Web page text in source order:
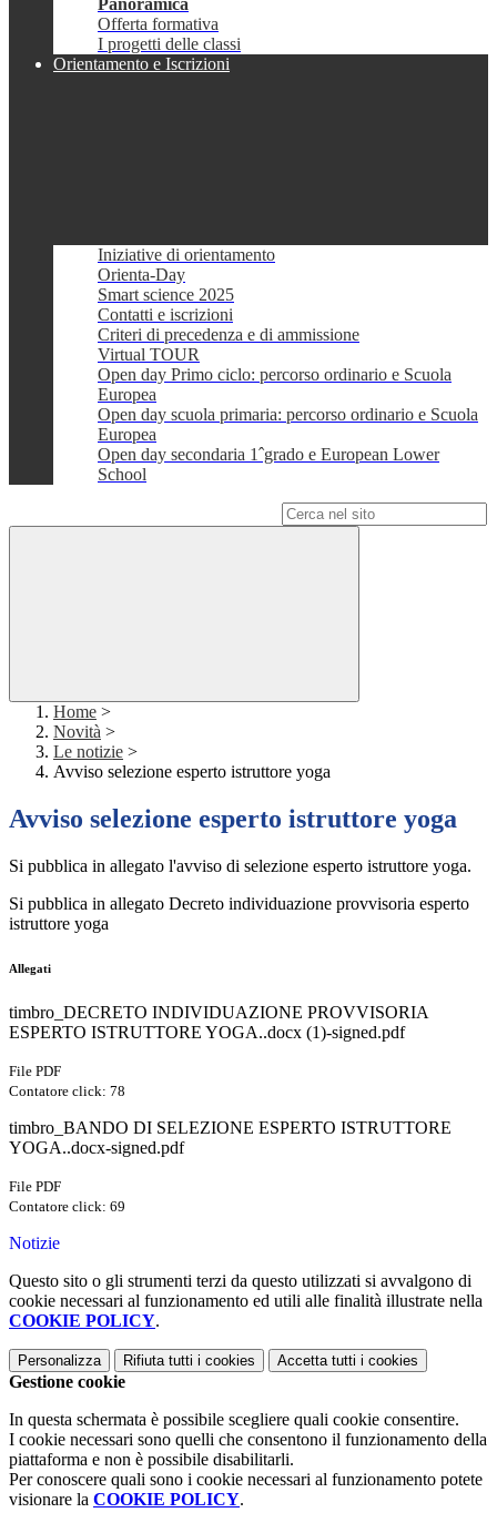
Panoramica
Offerta formativa
I progetti delle classi
Orientamento e Iscrizioni
Iniziative di orientamento
Orienta-Day
Smart science 2025
Contatti e iscrizioni
Criteri di precedenza e di ammissione
Virtual TOUR
Open day Primo ciclo: percorso ordinario e Scuola
Europea
Open day scuola primaria: percorso ordinario e Scuola
Europea
Open day secondaria 1ˆgrado e European Lower
School
Home >
Novità >
Le notizie >
Avviso selezione esperto istruttore yoga
Avviso selezione esperto istruttore yoga
Si pubblica in allegato l'avviso di selezione esperto istruttore yoga.
Si pubblica in allegato Decreto individuazione provvisoria esperto
istruttore yoga
Allegati
timbro_DECRETO INDIVIDUAZIONE PROVVISORIA
ESPERTO ISTRUTTORE YOGA..docx (1)-signed.pdf
File PDF
Contatore click: 78
timbro_BANDO DI SELEZIONE ESPERTO ISTRUTTORE
YOGA..docx-signed.pdf
File PDF
Contatore click: 69
Notizie
Questo sito o gli strumenti terzi da questo utilizzati si avvalgono di
cookie necessari al funzionamento ed utili alle finalità illustrate nella
COOKIE POLICY.
Personalizza Rifiuta tutti i cookies Accetta tutti i cookies
Gestione cookie
In questa schermata è possibile scegliere quali cookie consentire.
I cookie necessari sono quelli che consentono il funzionamento della
piattaforma e non è possibile disabilitarli.
Per conoscere quali sono i cookie necessari al funzionamento potete
visionare la COOKIE POLICY.